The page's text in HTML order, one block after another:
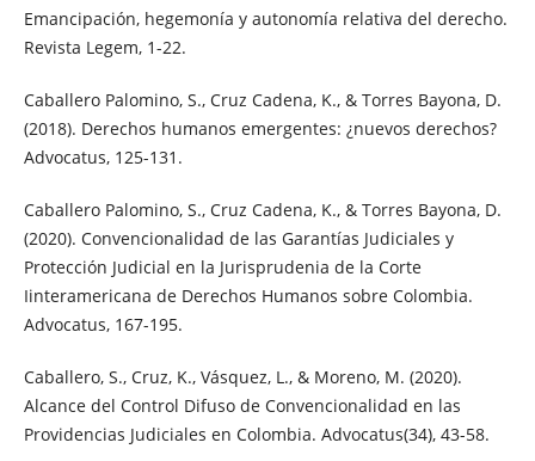
Emancipación, hegemonía y autonomía relativa del derecho.
Revista Legem, 1-22.
Caballero Palomino, S., Cruz Cadena, K., & Torres Bayona, D.
(2018). Derechos humanos emergentes: ¿nuevos derechos?
Advocatus, 125-131.
Caballero Palomino, S., Cruz Cadena, K., & Torres Bayona, D.
(2020). Convencionalidad de las Garantías Judiciales y
Protección Judicial en la Jurisprudenia de la Corte
Iinteramericana de Derechos Humanos sobre Colombia.
Advocatus, 167-195.
Caballero, S., Cruz, K., Vásquez, L., & Moreno, M. (2020).
Alcance del Control Difuso de Convencionalidad en las
Providencias Judiciales en Colombia. Advocatus(34), 43-58.